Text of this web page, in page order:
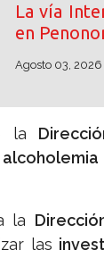
La vía
en
Agosto 03, 2026
la
la
las